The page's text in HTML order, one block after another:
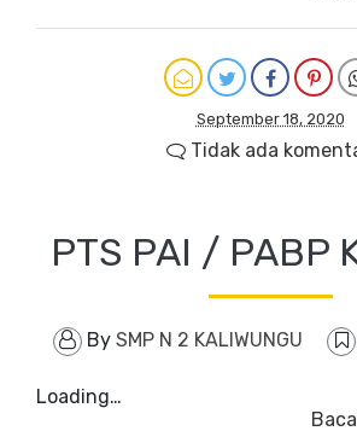
September 18, 2020
Tidak ada
PTS PAI / PABP
By SMP N 2 KALIWUNGU
Loading…